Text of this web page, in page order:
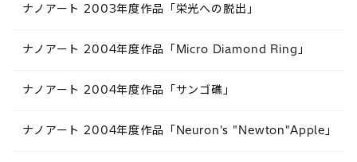
ナノアート 2003年度作品「栄光への脱出」
ナノアート 2004年度作品「Micro Diamond Ring」
ナノアート 2004年度作品「サンゴ礁」
ナノアート 2004年度作品「Neuron's "Newton"Apple」